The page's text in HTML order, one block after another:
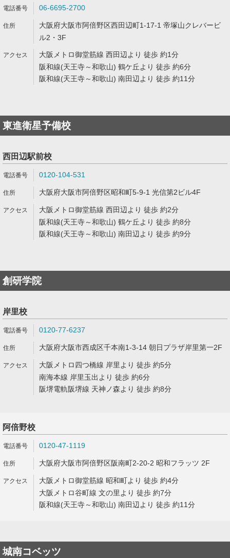
06-6695-2700
大阪府大阪市阿倍野区西田辺町1-17-1 帝塚山クレバービ
ル2・3F
大阪メトロ御堂筋線 西田辺より 徒歩 約1分
阪和線(天王寺～和歌山) 鶴ケ丘より 徒歩 約6分
阪和線(天王寺～和歌山) 南田辺より 徒歩 約11分
東進衛星予備校
西田辺駅前校
0120-104-531
大阪府大阪市阿倍野区昭和町5-9-1 光信第2ビル4F
大阪メトロ御堂筋線 西田辺より 徒歩 約2分
阪和線(天王寺～和歌山) 鶴ケ丘より 徒歩 約8分
阪和線(天王寺～和歌山) 南田辺より 徒歩 約9分
創研学院
岸里校
0120-77-6237
大阪府大阪市西成区千本南1-3-14 朝日プラザ岸里第一2F
大阪メトロ四つ橋線 岸里より 徒歩 約5分
南海本線 岸里玉出より 徒歩 約6分
阪堺電軌阪堺線 天神ノ森より 徒歩 約8分
阿倍野校
0120-47-1119
大阪府大阪市阿倍野区阪南町2-20-2 昭和フラッツ 2F
大阪メトロ御堂筋線 昭和町より 徒歩 約4分
大阪メトロ谷町線 文の里より 徒歩 約7分
阪和線(天王寺～和歌山) 南田辺より 徒歩 約11分
城南コベッツ